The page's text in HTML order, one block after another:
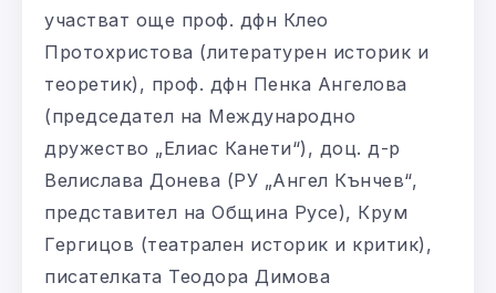
участват още проф. дфн Клео
Протохристова (литературен историк и
теоретик), проф. дфн Пенка Ангелова
(председател на Международно
дружество „Елиас Канети“), доц. д-р
Велислава Донева (РУ „Ангел Кънчев“,
представител на Община Русе), Крум
Гергицов (театрален историк и критик),
писателката Теодора Димова